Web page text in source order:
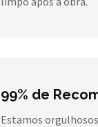
99% de
Estamos